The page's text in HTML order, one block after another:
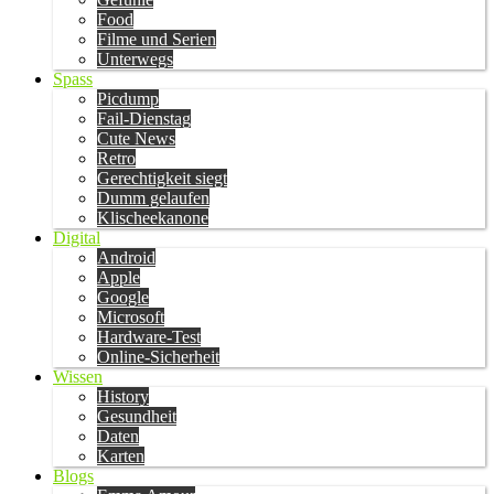
Food
Filme und Serien
Unterwegs
Spass
Picdump
Fail-Dienstag
Cute News
Retro
Gerechtigkeit siegt
Dumm gelaufen
Klischeekanone
Digital
Android
Apple
Google
Microsoft
Hardware-Test
Online-Sicherheit
Wissen
History
Gesundheit
Daten
Karten
Blogs